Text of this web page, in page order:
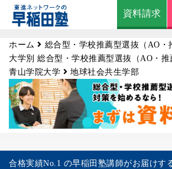
資料請求
ホーム
総合型・学校推薦型選抜（AO・
大学別 総合型・学校推薦型選抜（AO・推
青山学院大学
地球社会共生学部
合格実績No.1 の早稲田塾講師がお届けす